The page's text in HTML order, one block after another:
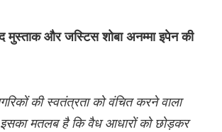
मुस्ताक और जस्टिस शोबा अनम्मा इपेन की
की स्वतंत्रता को वंचित करने वाला
इसका मतलब है कि वैध आधारों को छोड़कर